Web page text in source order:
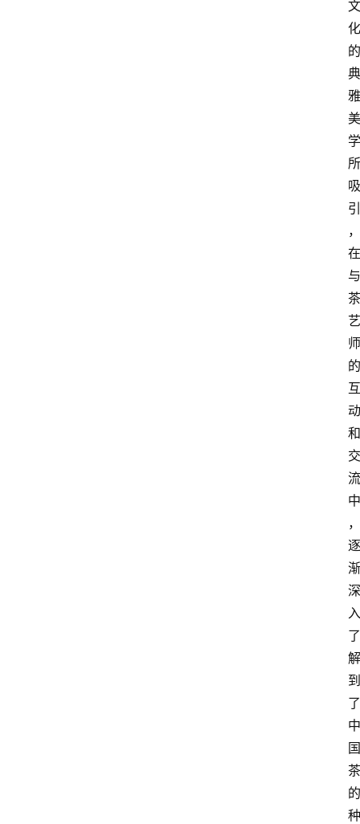
文
化
的
典
雅
美
学
所
吸
引
，
在
与
茶
艺
师
的
互
动
和
交
流
中
，
逐
渐
深
入
了
解
到
了
中
国
茶
的
种